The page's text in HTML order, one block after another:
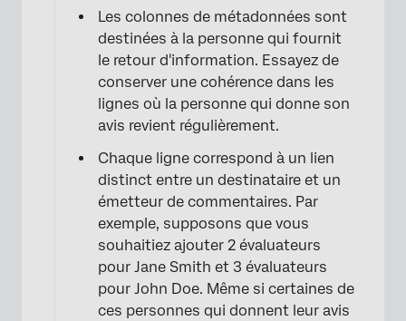
Les colonnes de métadonnées sont
destinées à la personne qui fournit
le retour d'information. Essayez de
conserver une cohérence dans les
lignes où la personne qui donne son
avis revient régulièrement.
Chaque ligne correspond à un lien
distinct entre un destinataire et un
émetteur de commentaires. Par
exemple, supposons que vous
souhaitiez ajouter 2 évaluateurs
pour Jane Smith et 3 évaluateurs
pour John Doe. Même si certaines de
ces personnes qui donnent leur avis